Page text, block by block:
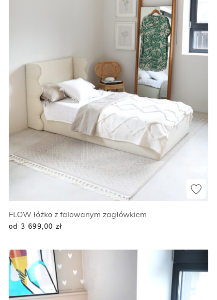
FLOW łóżko z falowanym zagłówkiem
od 3 699,00 zł